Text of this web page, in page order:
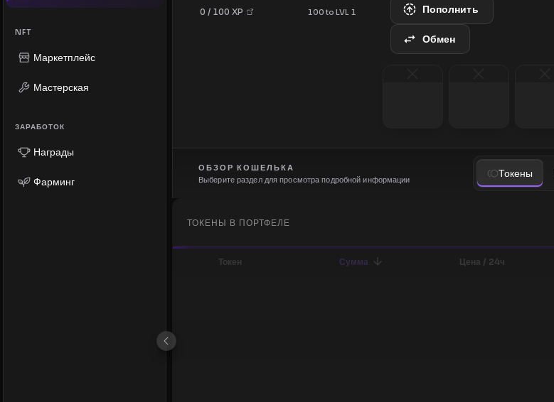
NFT
Маркетплейс
Мастерская
ЗАРАБОТОК
Награды
Фарминг
0 / 100 XP 100 to LVL 1 Пополнить
Обмен
ОБЗОР КОШЕЛЬКА
Выберите раздел для просмотра подробной информации
Токены
ТОКЕНЫ В ПОРТФЕЛЕ
Токен Сумма Цена / 24ч